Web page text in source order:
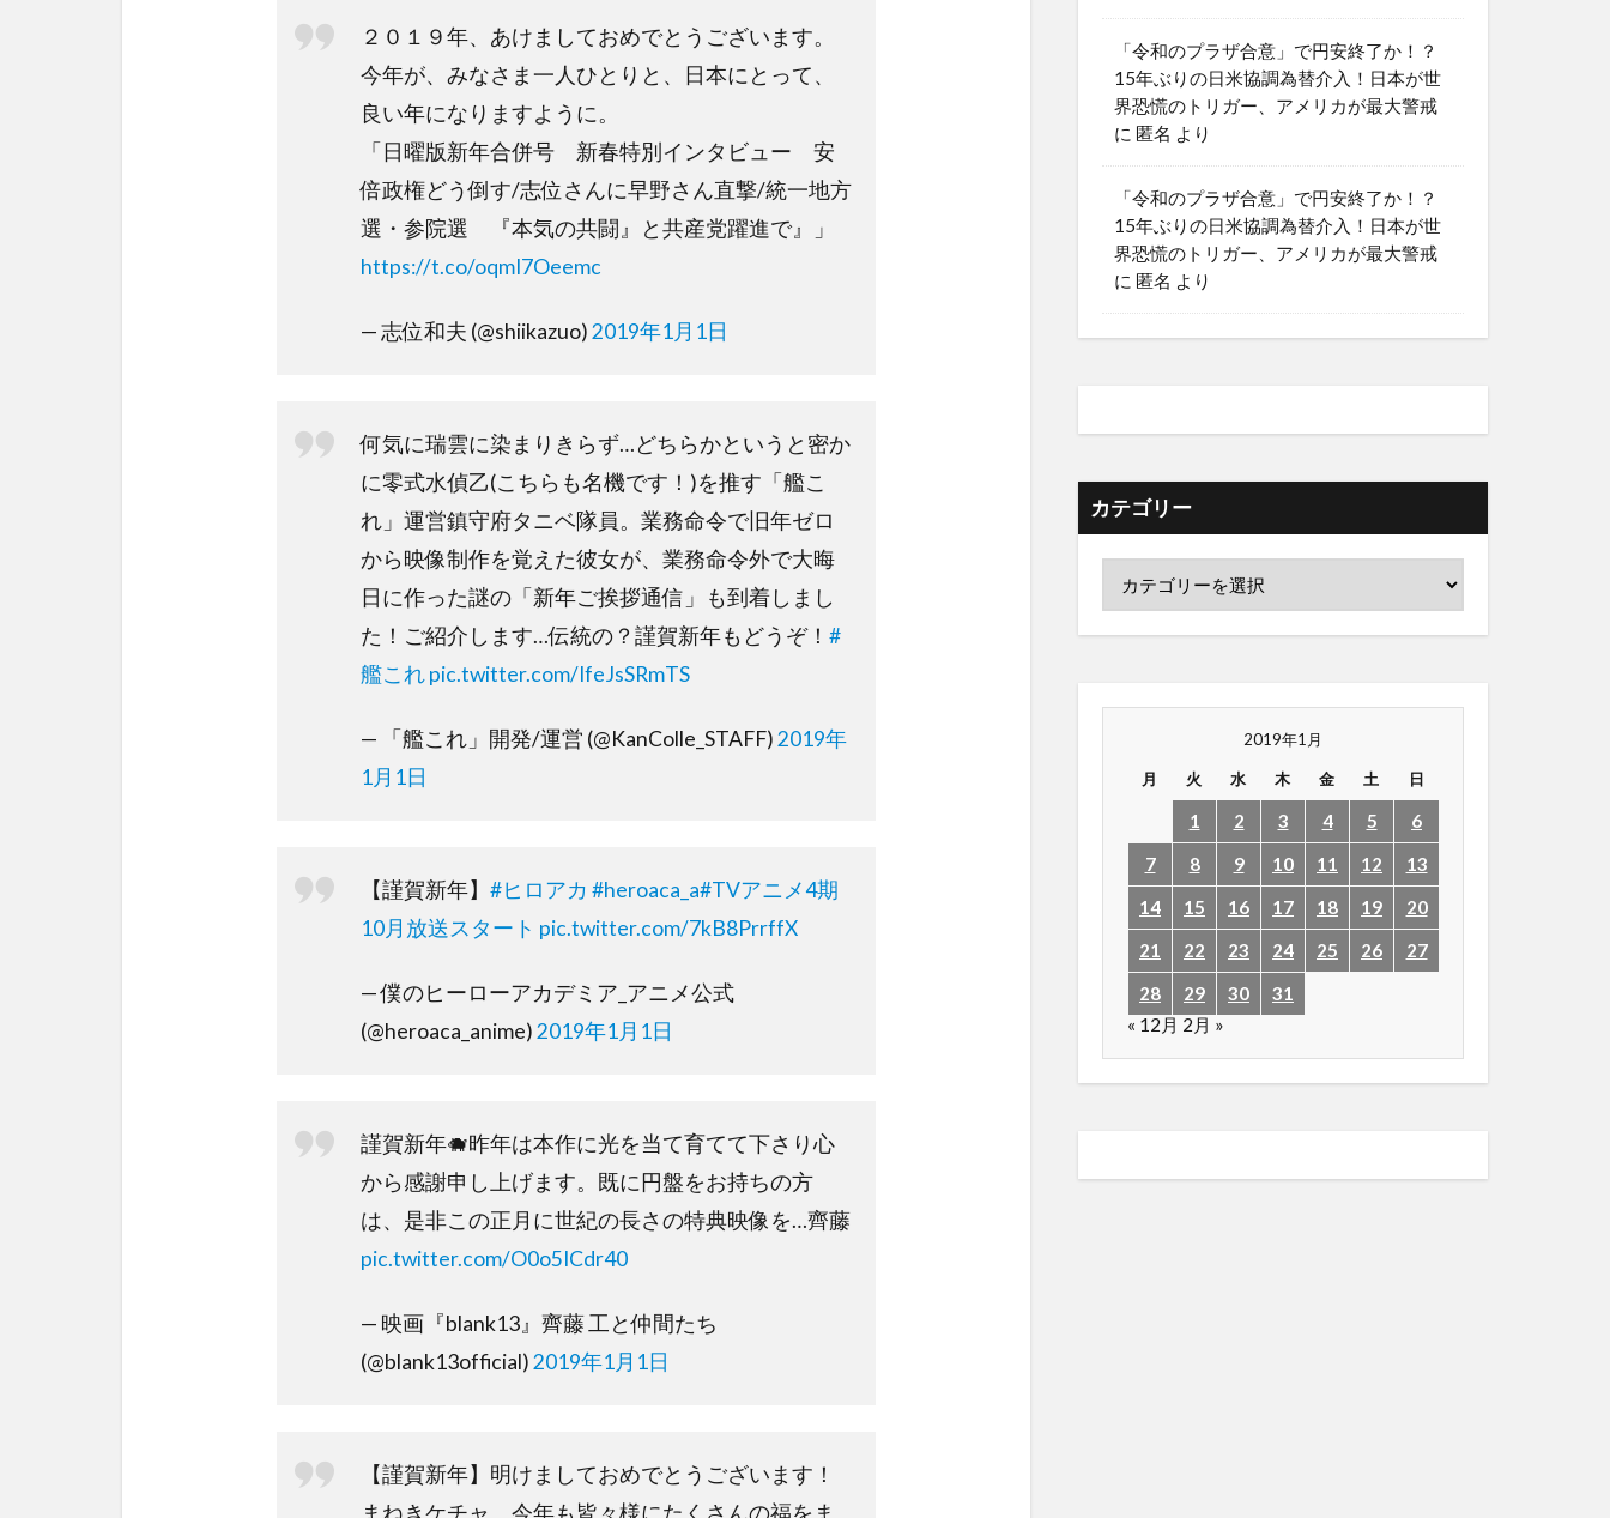
２０１９年、あけましておめでとうございます。
今年が、みなさま一人ひとりと、日本にとって、
良い年になりますように。
「日曜版新年合併号 新春特別インタビュー 安
倍政権どう倒す/志位さんに早野さん直撃/統一地方
選・参院選 『本気の共闘』と共産党躍進で』」
https://t.co/oqmI7Oeemc
— 志位和夫 (@shiikazuo)2019年1月1日
何気に瑞雲に染まりきらず…どちらかというと密か
に零式水偵乙(こちらも名機です！)を推す「艦こ
れ」運営鎮守府タニベ隊員。業務命令で旧年ゼロ
から映像制作を覚えた彼女が、業務命令外で大晦
日に作った謎の「新年ご挨拶通信」も到着しまし
た！ご紹介します…伝統の？謹賀新年もどうぞ！ #
艦これpic.twitter.com/IfeJsSRmTS
— 「艦これ」開発/運営 (@KanColle_STAFF)2019年
1月1日
【謹賀新年】 #ヒロアカ #heroaca_a#TVアニメ4期
10月放送スタート pic.twitter.com/7kB8PrrffX
— 僕のヒーローアカデミア_アニメ公式
(@heroaca_anime)2019年1月1日
謹賀新年🐗昨年は本作に光を当て育てて下さり心
から感謝申し上げます。既に円盤をお持ちの方
は、是非この正月に世紀の長さの特典映像を…齊藤
pic.twitter.com/O0o5ICdr40
— 映画『blank13』齊藤 工と仲間たち
(@blank13official)2019年1月1日
【謹賀新年】明けましておめでとうございます！
まねきケチャ、今年も皆々様にたくさんの福をま
「令和のプラザ合意」で円安終了か！？
15年ぶりの日米協調為替介入！日本が世
界恐慌のトリガー、アメリカが最大警戒
に 匿名 より
「令和のプラザ合意」で円安終了か！？
15年ぶりの日米協調為替介入！日本が世
界恐慌のトリガー、アメリカが最大警戒
に 匿名 より
カテゴリー
2019年1月
月 火 水 木 金 土 日
1 2 3 4 5
6
7
8 9 10 11 12
13
14
15 16 17 18 19
20
21
22 23 24 25 26
27
28
29 30
31
« 12月 2月 »